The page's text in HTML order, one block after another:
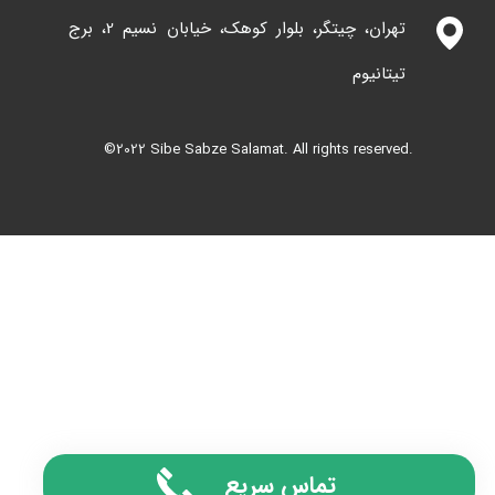
★
تماس سریع
©2022 Sibe Sabze Salamat. All rights reserved.
تهران، چیتگر، بلوار کوهک، خیابان نسیم 2، برج
تیتانیوم